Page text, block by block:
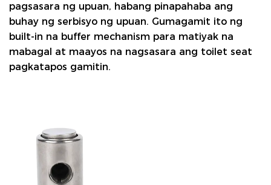
pagsasara ng upuan, habang pinapahaba ang
buhay ng serbisyo ng upuan. Gumagamit ito ng
built-in na buffer mechanism para matiyak na
mabagal at maayos na nagsasara ang toilet seat
pagkatapos gamitin.